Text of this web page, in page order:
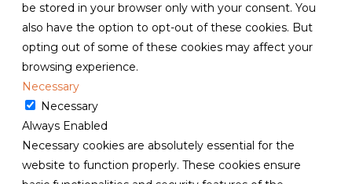
be stored in your browser only with your consent. You
also have the option to opt-out of these cookies. But
opting out of some of these cookies may affect your
browsing experience.
Necessary
Necessary
Always Enabled
Necessary cookies are absolutely essential for the
website to function properly. These cookies ensure